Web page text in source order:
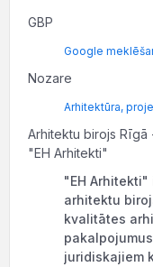
GBP
Google
Nozare
Arhitektūra,
Arhitektu birojs
"EH Arhitekti"
"EH
arhitektu
kvalitātes
juridiskajiem